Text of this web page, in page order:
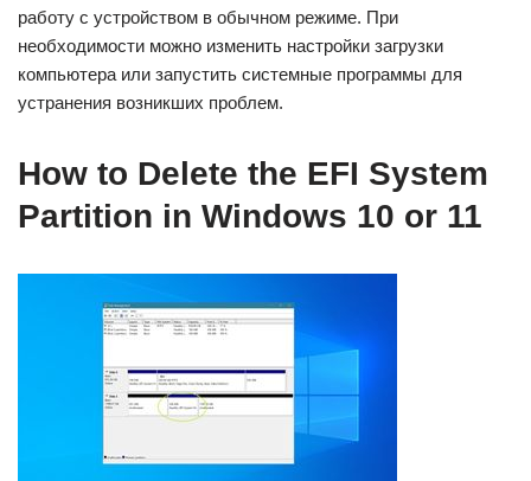
работу с устройством в обычном режиме. При
необходимости можно изменить настройки загрузки
компьютера или запустить системные программы для
устранения возникших проблем.
How to Delete the EFI System
Partition in Windows 10 or 11